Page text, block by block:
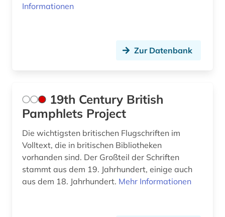
atlas (5)
atmosphäre (1)
auckland (2)
audiodatei (2)
audiothek (1)
Informationen
Zur Datenbank
19th Century British
Pamphlets Project
Die wichtigsten britischen Flugschriften im
Volltext, die in britischen Bibliotheken
vorhanden sind. Der Großteil der Schriften
stammt aus dem 19. Jahrhundert, einige auch
aus dem 18. Jahrhundert. Mehr Informationen